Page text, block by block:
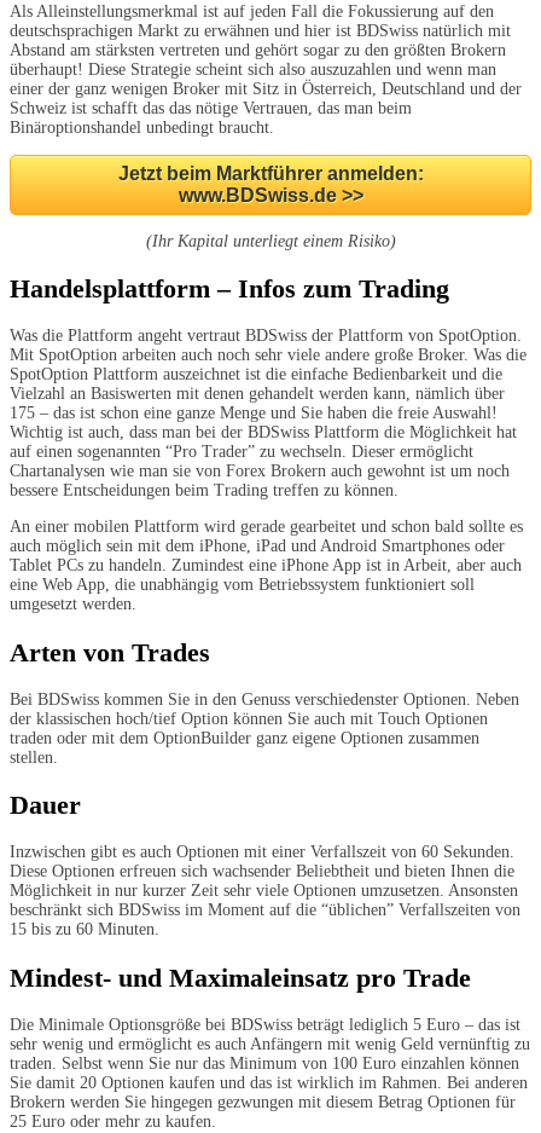
Als Alleinstellungsmerkmal ist auf jeden Fall die Fokussierung auf den
deutschsprachigen Markt zu erwähnen und hier ist BDSwiss natürlich mit
Abstand am stärksten vertreten und gehört sogar zu den größten Brokern
überhaupt! Diese Strategie scheint sich also auszuzahlen und wenn man
einer der ganz wenigen Broker mit Sitz in Österreich, Deutschland und der
Schweiz ist schafft das das nötige Vertrauen, das man beim
Binäroptionshandel unbedingt braucht.
Jetzt beim Marktführer anmelden:
www.BDSwiss.de >>
(Ihr Kapital unterliegt einem Risiko)
Handelsplattform – Infos zum Trading
Was die Plattform angeht vertraut BDSwiss der Plattform von SpotOption.
Mit SpotOption arbeiten auch noch sehr viele andere große Broker. Was die
SpotOption Plattform auszeichnet ist die einfache Bedienbarkeit und die
Vielzahl an Basiswerten mit denen gehandelt werden kann, nämlich über
175 – das ist schon eine ganze Menge und Sie haben die freie Auswahl!
Wichtig ist auch, dass man bei der BDSwiss Plattform die Möglichkeit hat
auf einen sogenannten “Pro Trader” zu wechseln. Dieser ermöglicht
Chartanalysen wie man sie von Forex Brokern auch gewohnt ist um noch
bessere Entscheidungen beim Trading treffen zu können.
An einer mobilen Plattform wird gerade gearbeitet und schon bald sollte es
auch möglich sein mit dem iPhone, iPad und Android Smartphones oder
Tablet PCs zu handeln. Zumindest eine iPhone App ist in Arbeit, aber auch
eine Web App, die unabhängig vom Betriebssystem funktioniert soll
umgesetzt werden.
Arten von Trades
Bei BDSwiss kommen Sie in den Genuss verschiedenster Optionen. Neben
der klassischen hoch/tief Option können Sie auch mit Touch Optionen
traden oder mit dem OptionBuilder ganz eigene Optionen zusammen
stellen.
Dauer
Inzwischen gibt es auch Optionen mit einer Verfallszeit von 60 Sekunden.
Diese Optionen erfreuen sich wachsender Beliebtheit und bieten Ihnen die
Möglichkeit in nur kurzer Zeit sehr viele Optionen umzusetzen. Ansonsten
beschränkt sich BDSwiss im Moment auf die “üblichen” Verfallszeiten von
15 bis zu 60 Minuten.
Mindest- und Maximaleinsatz pro Trade
Die Minimale Optionsgröße bei BDSwiss beträgt lediglich 5 Euro – das ist
sehr wenig und ermöglicht es auch Anfängern mit wenig Geld vernünftig zu
traden. Selbst wenn Sie nur das Minimum von 100 Euro einzahlen können
Sie damit 20 Optionen kaufen und das ist wirklich im Rahmen. Bei anderen
Brokern werden Sie hingegen gezwungen mit diesem Betrag Optionen für
25 Euro oder mehr zu kaufen.